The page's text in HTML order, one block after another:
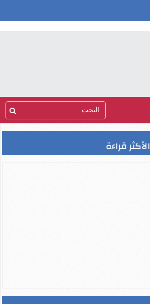
الأكثر قراءة